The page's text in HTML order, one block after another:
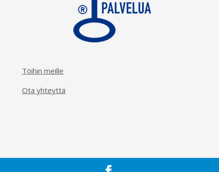
Töihin meille
Ota yhteyttä